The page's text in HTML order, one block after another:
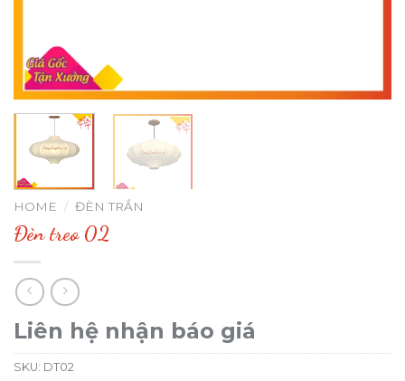
HOME / ĐÈN TRẦN
Đèn treo 02
Liên hệ nhận báo giá
SKU: DT02